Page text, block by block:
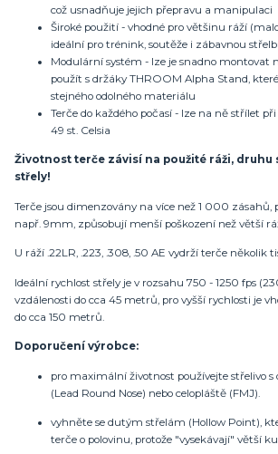
což usnadňuje jejich přepravu a manipulaci
Široké použití - vhodné pro většinu ráží
ideální pro trénink, soutěže i zábavnou
Modulární systém - lze je snadno montovat
použít s držáky THROOM Alpha Stand,
stejného odolného materiálu
Terče do každého počasí - lze na ně střílet
49 st. Celsia
Životnost terče závisí na použité ráži, druhu
střely!
Terče jsou dimenzovány na více než 1 000 zásahů,
např. 9mm, způsobují menší poškození než větší
U ráží .22LR, .223, .308, .50 AE vydrží terče několik
Ideální rychlost střely je v rozsahu 750 - 1250 fps
vzdálenosti do cca 45 metrů, pro vyšší rychlosti je
do cca 150 metrů.
Doporučení výrobce:
pro maximální životnost používejte střelivo
(Lead Round Nose) nebo celopláště (FMJ).
vyhněte se dutým střelám (Hollow Point),
terče o polovinu, protože "vysekávají" větší